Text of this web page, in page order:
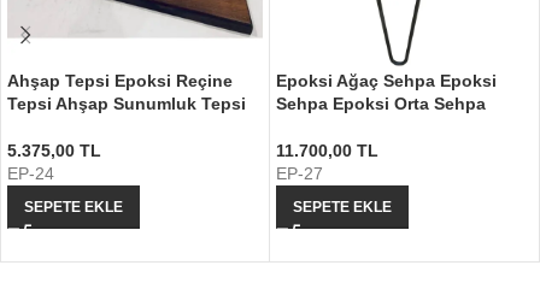
Ahşap Tepsi Epoksi Reçine
Tepsi Ahşap Sunumluk Tepsi
5.375,00 TL
EP-24
SEPETE EKLE
Epoksi Ağaç Sehpa Epoksi
Sehpa Epoksi Orta Sehpa
11.700,00 TL
EP-27
SEPETE EKLE